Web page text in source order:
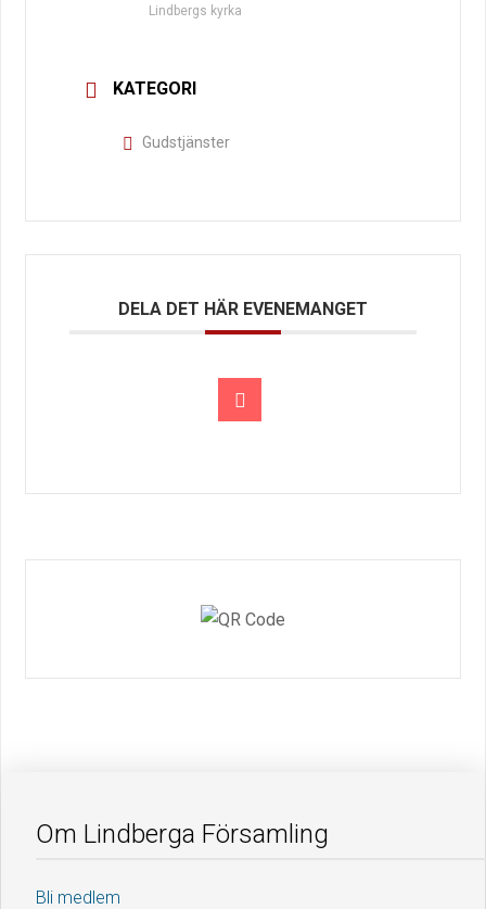
Lindbergs kyrka
KATEGORI
Gudstjänster
DELA DET HÄR EVENEMANGET
Om Lindberga Församling
Bli medlem